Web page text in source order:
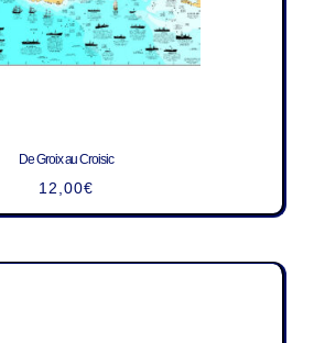
De Groix au Croisic
12,00€